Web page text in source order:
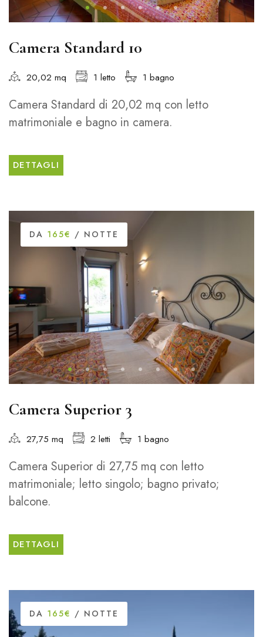
Camera Standard 10
20,02 mq 1 letto 1 bagno
Camera Standard di 20,02 mq con letto
matrimoniale e bagno in camera.
DETTAGLI
DA 165€ / NOTTE
Camera Superior 3
27,75 mq 2 letti 1 bagno
Camera Superior di 27,75 mq con letto
matrimoniale; letto singolo; bagno privato;
balcone.
DETTAGLI
DA 165€ / NOTTE